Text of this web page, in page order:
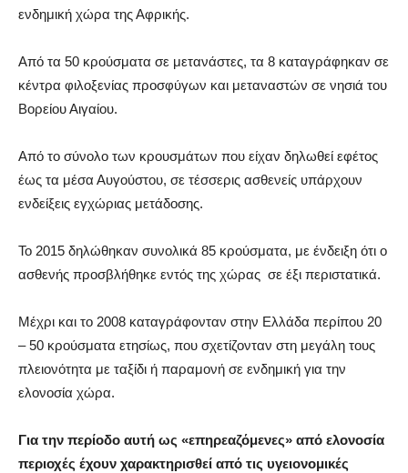
ενδημική χώρα της Αφρικής.
Από τα 50 κρούσματα σε μετανάστες, τα 8 καταγράφηκαν σε
κέντρα φιλοξενίας προσφύγων και μεταναστών σε νησιά του
Βορείου Αιγαίου.
Από το σύνολο των κρουσμάτων που είχαν δηλωθεί εφέτος
έως τα μέσα Αυγούστου, σε τέσσερις ασθενείς υπάρχουν
ενδείξεις εγχώριας μετάδοσης.
Το 2015 δηλώθηκαν συνολικά 85 κρούσματα, με ένδειξη ότι ο
ασθενής προσβλήθηκε εντός της χώρας σε έξι περιστατικά.
Μέχρι και το 2008 καταγράφονταν στην Ελλάδα περίπου 20
– 50 κρούσματα ετησίως, που σχετίζονταν στη μεγάλη τους
πλειονότητα με ταξίδι ή παραμονή σε ενδημική για την
ελονοσία χώρα.
Για την περίοδο αυτή ως «επηρεαζόμενες» από ελονοσία
περιοχές έχουν χαρακτηρισθεί από τις υγειονομικές